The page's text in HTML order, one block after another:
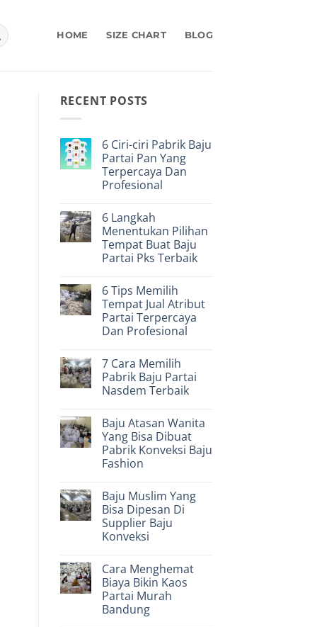
HOME SIZE CHART BLOG
RECENT POSTS
6 Ciri-ciri Pabrik Baju
Partai Pan Yang
Terpercaya Dan
Profesional
on
6
Ciri-
ciri
Pabrik
Baju
Yang
Terpercaya
Dan
Profesional
6 Langkah
Menentukan Pilihan
Tempat Buat Baju
Partai Pks Terbaik
on
6
Langkah
Menentukan
Pilihan
Tempat
Partai
Pks
Terbaik
6 Tips Memilih
Tempat Jual Atribut
Partai Terpercaya
Dan Profesional
on
6
Tips
Memilih
Atribut
Partai
Terpercaya
Dan
Profesional
7 Cara Memilih
Pabrik Baju Partai
Nasdem Terbaik
on
7
Cara
Memilih
Pabrik
Baju
Terbaik
Baju Atasan Wanita
Yang Bisa Dibuat
Pabrik Konveksi Baju
Fashion
on
Baju
Atasan
Wanita
Yang
Bisa
Konveksi
Baju
Fashion
Baju Muslim Yang
Bisa Dipesan Di
Supplier Baju
Konveksi
on
Baju
Muslim
Yang
Bisa
Dipesan
Cara Menghemat
Biaya Bikin Kaos
Partai Murah
Bandung